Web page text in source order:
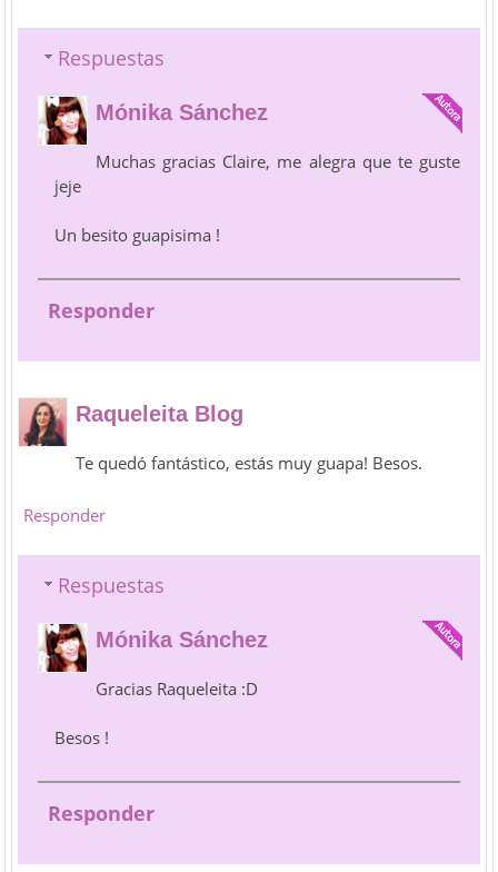
Respuestas
Mónika Sánchez
Muchas gracias Claire, me alegra que te guste
jeje
Un besito guapisima !
Responder
Raqueleita Blog
Te quedó fantástico, estás muy guapa! Besos.
Responder
Respuestas
Mónika Sánchez
Gracias Raqueleita :D
Besos !
Responder